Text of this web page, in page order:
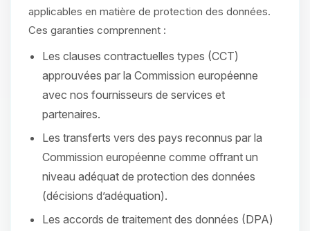
applicables en matière de protection des données.
Ces garanties comprennent :
Les clauses contractuelles types (CCT)
approuvées par la Commission européenne
avec nos fournisseurs de services et
partenaires.
Les transferts vers des pays reconnus par la
Commission européenne comme offrant un
niveau adéquat de protection des données
(décisions d’adéquation).
Les accords de traitement des données (DPA)